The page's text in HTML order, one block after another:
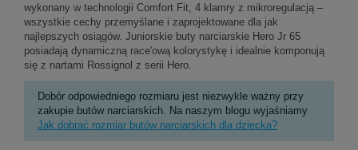
wykonany w technologii Comfort Fit, 4 klamry z mikroregulacją –
wszystkie cechy przemyślane i zaprojektowane dla jak
najlepszych osiągów. Juniorskie buty narciarskie Hero Jr 65
posiadają dynamiczną race'ową kolorystykę i idealnie komponują
się z nartami Rossignol z serii Hero.
Dobór odpowiedniego rozmiaru jest niezwykle ważny przy
zakupie butów narciarskich. Na naszym blogu wyjaśniamy
Jak dobrać rozmiar butów narciarskich dla dziecka?